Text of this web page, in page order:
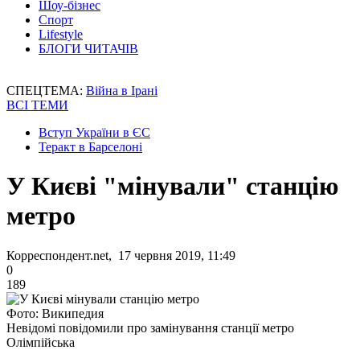
Шоу-бізнес
Спорт
Lifestyle
БЛОГИ ЧИТАЧІВ
СПЕЦТЕМА: Війна в Ірані
ВСІ ТЕМИ
Вступ України в ЄС
Теракт в Барселоні
У Києві "мінували" станцію
метро
Корреспондент.net, 17 червня 2019, 11:49
0
189
Фото: Википедия
Невідомі повідомили про замінування станції метро
Олімпійська